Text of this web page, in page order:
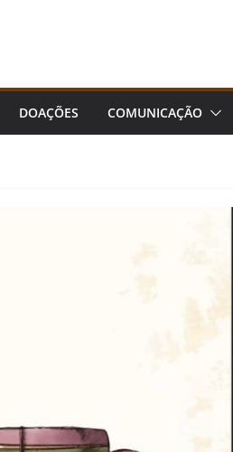
DOAÇÕES COMUNICAÇÃO